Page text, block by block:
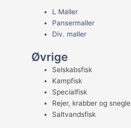
L Maller
Pansermaller
Div. maller
Øvrige
Selskabsfisk
Kampfisk
Specialfisk
Rejer, krabber og snegle
Saltvandsfisk